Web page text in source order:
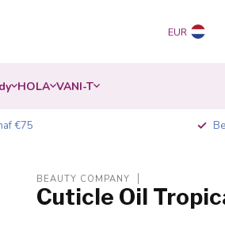
EUR
HOLA VANI-T
€75
BEAUTY COMPANY
Cuticle Oil